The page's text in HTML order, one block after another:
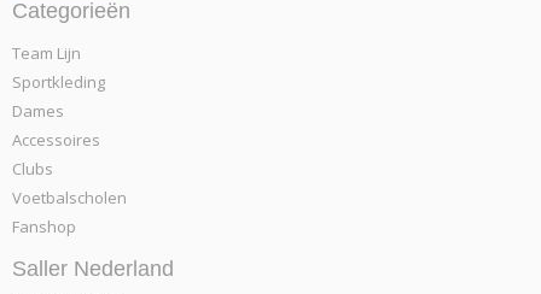
Categorieën
Team Lijn
Sportkleding
Dames
Accessoires
Clubs
Voetbalscholen
Fanshop
Saller Nederland